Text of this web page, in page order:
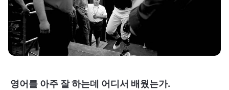
영어를 아주 잘 하는데 어디서 배웠는가.